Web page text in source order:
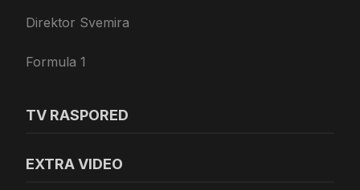
Direktor Svemira
Formula 1
TV RASPORED
EXTRA VIDEO